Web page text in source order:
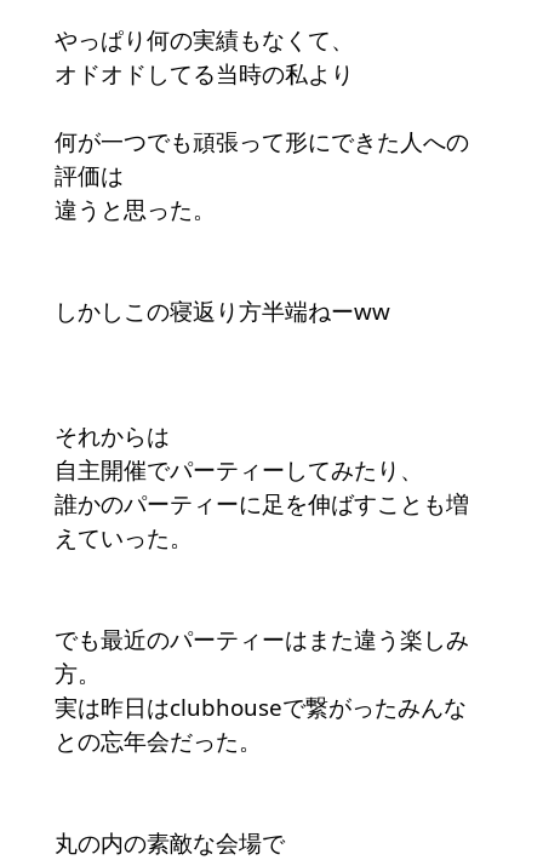
やっぱり何の実績もなくて、
オドオドしてる当時の私より
何が一つでも頑張って形にできた人への
評価は
違うと思った。
しかしこの寝返り方半端ねーww
それからは
自主開催でパーティーしてみたり、
誰かのパーティーに足を伸ばすことも増
えていった。
でも最近のパーティーはまた違う楽しみ
方。
実は昨日はclubhouseで繋がったみんな
との忘年会だった。
丸の内の素敵な会場で